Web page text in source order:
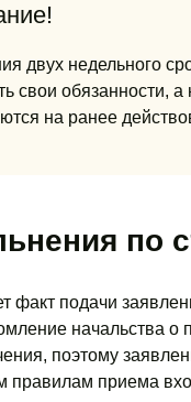
двух недельного
свои обязанности,
на ранее
по
факт подачи
начальства о
поэтому
правилам приема